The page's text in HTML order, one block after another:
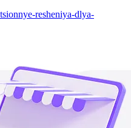
resheniya-dlya-